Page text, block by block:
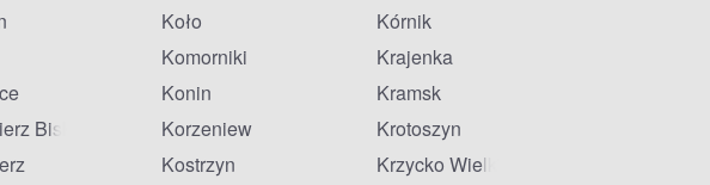
Biskupi
Koło
Komorniki
Konin
Korzeniew
Kostrzyn
Kórnik
Krajenka
Kramsk
Krotoszyn
Krzycko Wielkie